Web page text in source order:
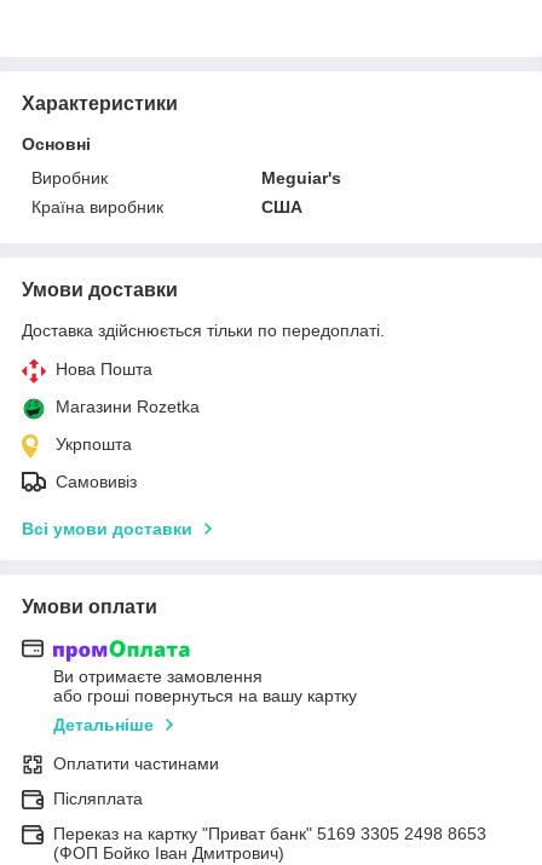
Характеристики
Основні
Виробник
Meguiar's
Країна виробник
США
Умови доставки
Доставка здійснюється тільки по передоплаті.
Нова Пошта
Магазини Rozetka
Укрпошта
Самовивіз
Всі умови доставки
Умови оплати
Ви отримаєте замовлення
або гроші повернуться на вашу картку
Детальніше
Оплатити частинами
Післяплата
Переказ на картку "Приват банк" 5169 3305 2498 8653
(ФОП Бойко Іван Дмитрович)